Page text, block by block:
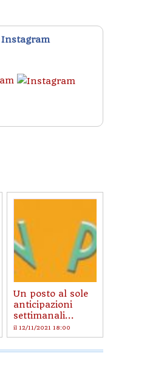
Instagram
Un posto al sole
anticipazioni
settimanali...
il 12/11/2021 18:00